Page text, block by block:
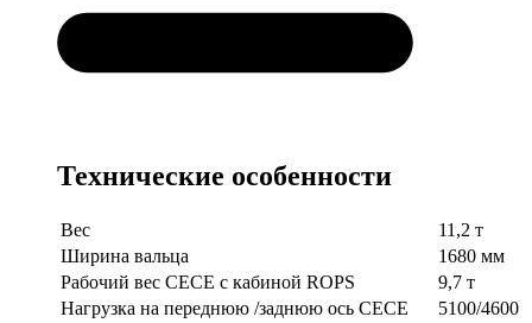
Технические особенности
Вес
11,2 т
Ширина вальца
1680 мм
Рабочий вес СЕСЕ с кабиной ROPS
9,7 т
Нагрузка на переднюю /заднюю ось СЕСЕ
5100/4600